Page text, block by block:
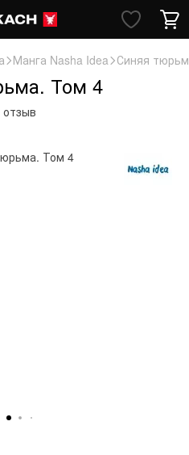
Манга Nasha Idea Синяя
Том 4